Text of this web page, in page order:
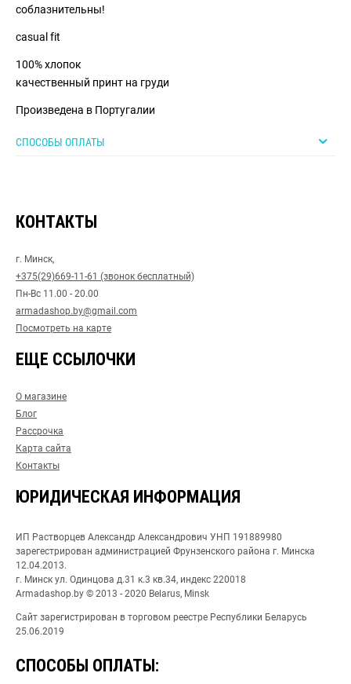
соблазнительны!
casual fit
100% хлопок
качественный принт на груди
Произведена в Португалии
СПОСОБЫ ОПЛАТЫ
КОНТАКТЫ
г. Минск,
+375(29)669-11-61 (звонок бесплатный)
Пн-Вс 11.00 - 20.00
armadashop.by@gmail.com
Посмотреть на карте
ЕЩЕ ССЫЛОЧКИ
О магазине
Блог
Рассрочка
Карта сайта
Контакты
ЮРИДИЧЕСКАЯ ИНФОРМАЦИЯ
ИП Растворцев Александр Александрович УНП 191889980
зарегестрирован администрацией Фрунзенского района г. Минска
12.04.2013.
г. Минск ул. Одинцова д.31 к.3 кв.34, индекс 220018
Armadashop.by © 2013 - 2020 Belarus, Minsk
Сайт зарегистрирован в торговом реестре Республики Беларусь
25.06.2019
СПОСОБЫ ОПЛАТЫ: